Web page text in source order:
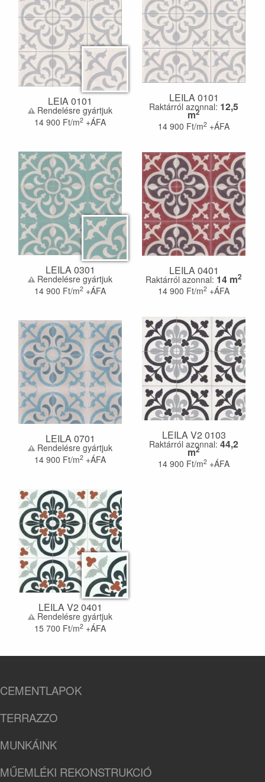
LEIA 0101
Rendelésre gyártjuk
14 900 Ft/m2 +ÁFA
LEILA 0101
Raktárról azonnal: 12,5
m2
14 900 Ft/m2 +ÁFA
LEILA 0301
Rendelésre gyártjuk
14 900 Ft/m2 +ÁFA
LEILA 0401
Raktárról azonnal: 14 m2
14 900 Ft/m2 +ÁFA
LEILA 0701
Rendelésre gyártjuk
14 900 Ft/m2 +ÁFA
LEILA V2 0103
Raktárról azonnal: 44,2
m2
14 900 Ft/m2 +ÁFA
LEILA V2 0401
Rendelésre gyártjuk
15 700 Ft/m2 +ÁFA
CEMENTLAPOK
TERRAZZO
MUNKÁINK
MŰEMLÉKI REKONSTRUKCIÓ